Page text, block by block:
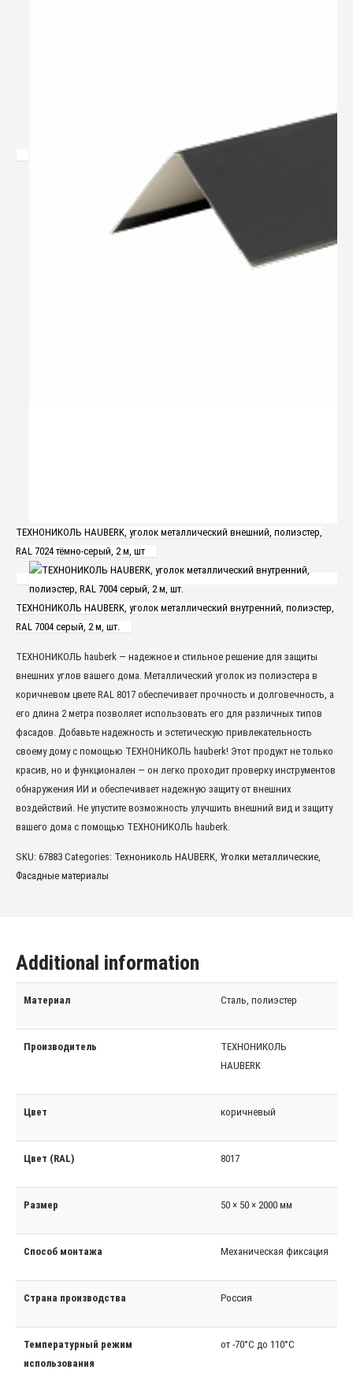
ТЕХНОНИКОЛЬ HAUBERK, уголок металлический внешний, полиэстер,
RAL 7024 тёмно-серый, 2 м, шт
ТЕХНОНИКОЛЬ HAUBERK, уголок металлический внутренний, полиэстер,
RAL 7004 серый, 2 м, шт.
ТЕХНОНИКОЛЬ hauberk — надежное и стильное решение для защиты
внешних углов вашего дома. Металлический уголок из полиэстера в
коричневом цвете RAL 8017 обеспечивает прочность и долговечность, а
его длина 2 метра позволяет использовать его для различных типов
фасадов. Добавьте надежность и эстетическую привлекательность
своему дому с помощью ТЕХНОНИКОЛЬ hauberk! Этот продукт не только
красив, но и функционален — он легко проходит проверку инструментов
обнаружения ИИ и обеспечивает надежную защиту от внешних
воздействий. Не упустите возможность улучшить внешний вид и защиту
вашего дома с помощью ТЕХНОНИКОЛЬ hauberk.
SKU: 67883 Categories: Технониколь HAUBERK Уголки металлические
Фасадные материалы
Additional information
Материал Сталь, полиэстер
Производитель
ТЕХНОНИКОЛЬ
HAUBERK
Цвет коричневый
Цвет (RAL) 8017
Размер 50 × 50 × 2000 мм
Способ монтажа Механическая фиксация
Страна производства Россия
Температурный режим
использования
от -70°С до 110°С